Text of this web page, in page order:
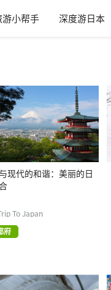
游小帮手 深度游日本
现代的和谐：美丽的日
To Japan
府